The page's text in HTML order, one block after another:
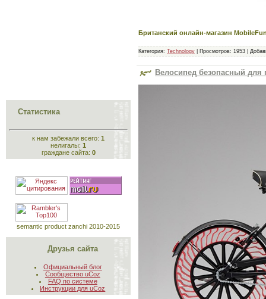
Статистика
к нам забежали всего: 1
нелигалы: 1
граждане сайта: 0
semantic product zanchi 2010-2015
Друзья сайта
Официальный блог
Сообщество uCoz
FAQ по системе
Инструкции для uCoz
Британский онлайн-магазин
Категория: Technology Просмотров: 1953
Велосипед безопасный для